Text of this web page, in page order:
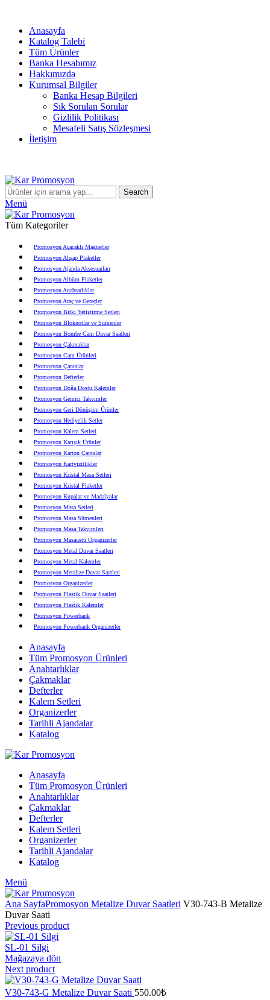
Anasayfa
Katalog Talebi
Tüm Ürünler
Banka Hesabımız
Hakkımızda
Kurumsal Bilgiler
Banka Hesap Bilgileri
Sık Sorulan Sorular
Gizlilik Politikası
Mesafeli Satış Sözleşmesi
İletişim
Search
Menü
Tüm Kategoriler
Promosyon Açacaklı Magnetler
Promosyon Ahşap Plaketler
Promosyon Ajanda Aksesuarları
Promosyon Albüm Plaketler
Promosyon Anahtarlıklar
Promosyon Araç ve Gereçler
Promosyon Bitki Yetiştirme Setleri
Promosyon Bloknotlar ve Sümenler
Promosyon Bombe Cam Duvar Saatleri
Promosyon Çakmaklar
Promosyon Cam Ürünleri
Promosyon Çantalar
Promosyon Defterler
Promosyon Doğa Dostu Kalemler
Promosyon Gemici Takvimler
Promosyon Geri Dönüşüm Ürünler
Promosyon Hediyelik Setler
Promosyon Kalem Setleri
Promosyon Karışık Ürünler
Promosyon Karton Çantalar
Promosyon Kartvizitlikler
Promosyon Kristal Masa Setleri
Promosyon Kristal Plaketler
Promosyon Kupalar ve Madalyalar
Promosyon Masa Setleri
Promosyon Masa Sümenleri
Promosyon Masa Takvimleri
Promosyon Masaüstü Organizerler
Promosyon Metal Duvar Saatleri
Promosyon Metal Kalemler
Promosyon Metalize Duvar Saatleri
Promosyon Organizerler
Promosyon Plastik Duvar Saatleri
Promosyon Plastik Kalemler
Promosyon Powerbank
Promosyon Powerbank Organizerler
Promosyon Şapka
Promosyon Sekreter Bloknotlar
Promosyon Seramik ve Porselen Ürünler
Promosyon Speakerlar
Promosyon Tarihli Ajandalar
Promosyon Teknoloji Ürünleri
Promosyon Telefon Standları
Promosyon Termoslar
Promosyon Tişörtler
Anasayfa
Tüm Promosyon Ürünleri
Anahtarlıklar
Çakmaklar
Defterler
Kalem Setleri
Organizerler
Tarihli Ajandalar
Katalog
Anasayfa
Tüm Promosyon Ürünleri
Anahtarlıklar
Çakmaklar
Defterler
Kalem Setleri
Organizerler
Tarihli Ajandalar
Katalog
Menü
Ana SayfaPromosyon Metalize Duvar Saatleri V30-743-B Metalize
Duvar Saati
Previous product
SL-01 Silgi
Mağazaya dön
Next product
V30-743-G Metalize Duvar Saati 550.00₺